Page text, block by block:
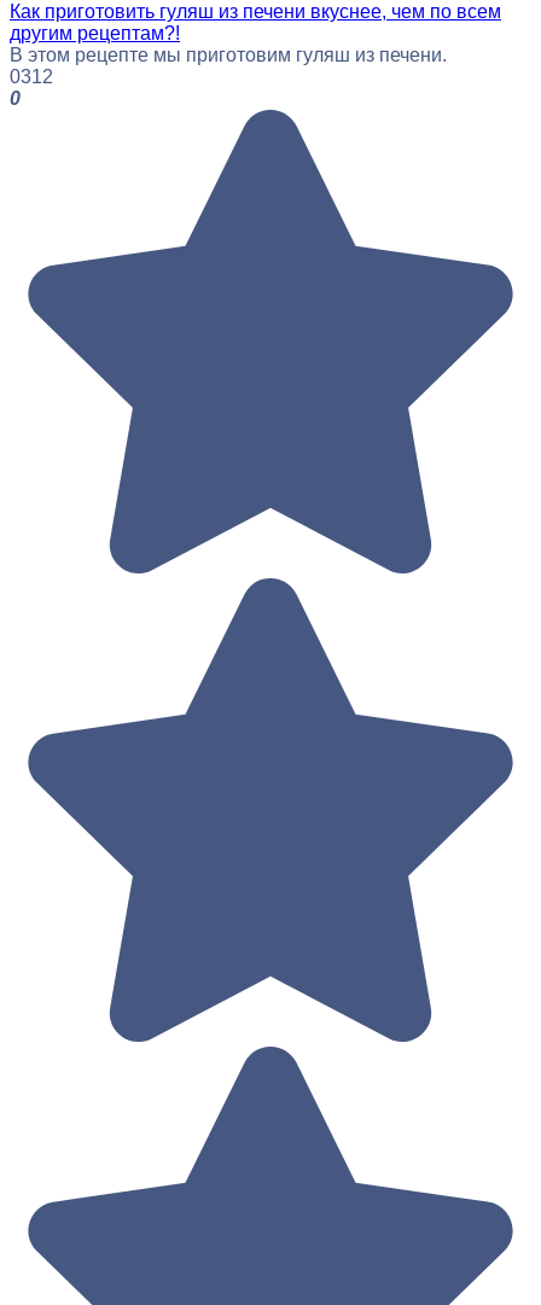
Как приготовить гуляш из печени вкуснее, чем по всем
другим рецептам?!
В этом рецепте мы приготовим гуляш из печени.
0312
0